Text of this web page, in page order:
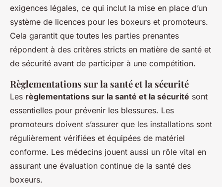
exigences légales, ce qui inclut la mise en place d’un
système de licences pour les boxeurs et promoteurs.
Cela garantit que toutes les parties prenantes
répondent à des critères stricts en matière de santé et
de sécurité avant de participer à une compétition.
Règlementations sur la santé et la sécurité
Les règlementations sur la santé et la sécurité sont
essentielles pour prévenir les blessures. Les
promoteurs doivent s’assurer que les installations sont
régulièrement vérifiées et équipées de matériel
conforme. Les médecins jouent aussi un rôle vital en
assurant une évaluation continue de la santé des
boxeurs.